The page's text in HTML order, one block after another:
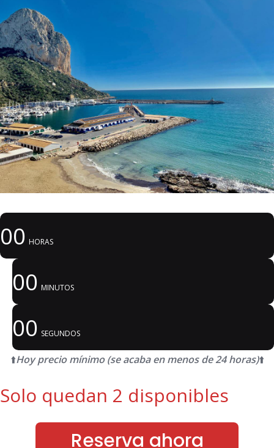
00 HORAS
00 MINUTOS
00 SEGUNDOS
⬆️Hoy precio mínimo (se acaba en menos de 24 horas)⬆️
Solo quedan 2 disponibles
Reserva ahora